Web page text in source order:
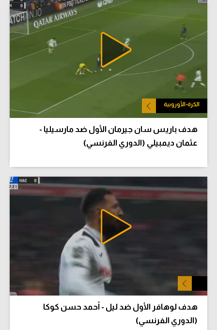
الكرة-الأوروبية
هدف باريس سان جيرمان الأول ضد مارسيليا -
عثمان ديمبيلي (الدوري الفرنسي)
هدف لوهافر الأول ضد ليل - أحمد حسن كوكا
(الدوري الفرنسي)